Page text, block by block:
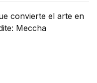
convierte el arte en
Meccha